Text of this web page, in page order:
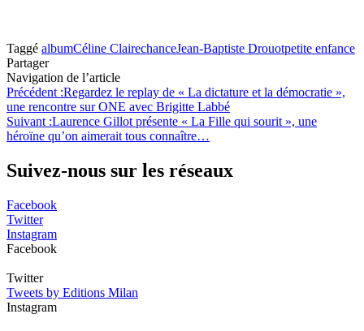
Taggé albumCéline ClairechanceJean-Baptiste Drouotpetite enfance
Partager
Navigation de l’article
Précédent :Regardez le replay de « La dictature et la démocratie »,
une rencontre sur ONE avec Brigitte Labbé
Suivant :Laurence Gillot présente « La Fille qui sourit », une
héroïne qu’on aimerait tous connaître…
Suivez-nous sur les réseaux
Facebook
Twitter
Instagram
Facebook
Twitter
Tweets by Editions Milan
Instagram